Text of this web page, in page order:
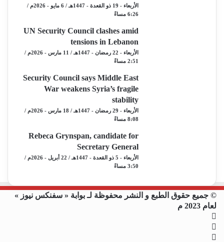
الأربعاء - 19 ذو القعدة - 1447هـ / 6 مايو - 2026م /
6:26 مساءً
UN Security Council clashes amid
tensions in Lebanon
الأربعاء - 22 رمضان - 1447هـ / 11 مارس - 2026م /
2:51 مساءً
Security Council says Middle East
War weakens Syria’s fragile
stability
الأربعاء - 29 رمضان - 1447هـ / 18 مارس - 2026م /
8:08 مساءً
Rebeca Grynspan, candidate for
Secretary General
الأربعاء - 5 ذو القعدة - 1447هـ / 22 أبريل - 2026م /
3:50 مساءً
© جميع حقوق الطبع و النشر محفوظة لـ بوابة « سفنكس نيوز »
لعام 2023 م